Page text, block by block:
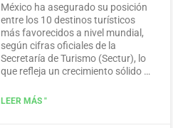
México ha asegurado su posición
entre los 10 destinos turísticos
más favorecidos a nivel mundial,
según cifras oficiales de la
Secretaría de Turismo (Sectur), lo
que refleja un crecimiento sólido en
la inversión extranjera directa, el
LEER MÁS "